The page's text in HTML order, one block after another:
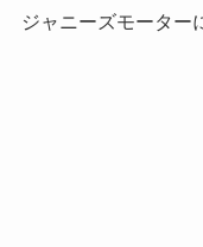
ジャニーズモーター